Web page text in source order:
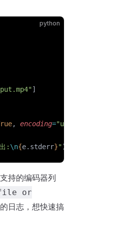
python
]
, encoding="utf-8"
: \n{e.stderr}")
持的编码器列
file or
日志，想快速搞